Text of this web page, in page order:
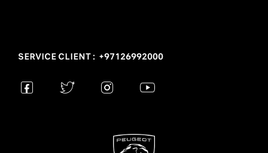
SERVICE CLIENT : +97126992000